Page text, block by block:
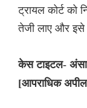
ट्रायल कोर्ट को
तेजी लाए और इसे
केस टाइटल-
[आपराधिक